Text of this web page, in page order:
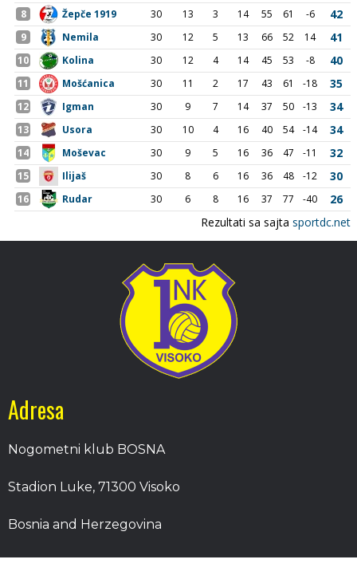
Adresa
Nogometni klub BOSNA
Stadion Luke, 71300 Visoko
Bosnia and Herzegovina